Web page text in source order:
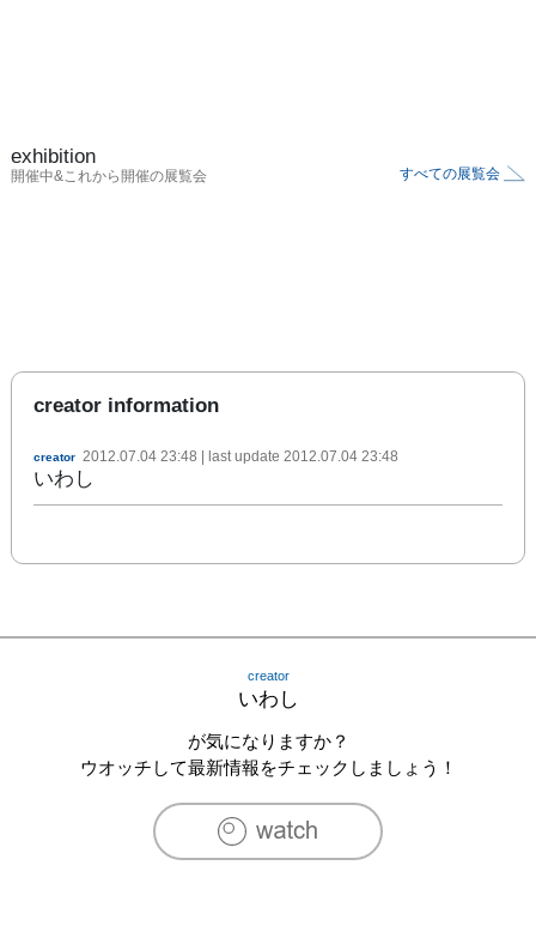
exhibition
開催中&これから開催の展覧会 すべての展覧会
creator information
creator 2012.07.04 23:48 | last update 2012.07.04 23:48
いわし
creator
いわし
が気になりますか？
ウオッチして最新情報をチェックしましょう！